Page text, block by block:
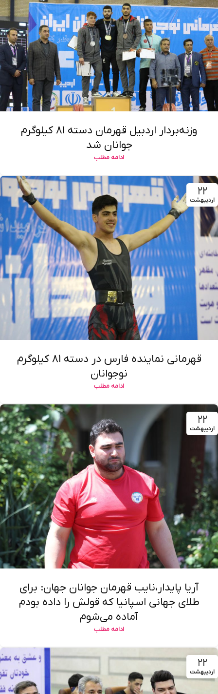
وزنه‌بردار اردبیل قهرمان دسته ۸۱ کیلوگرم
جوانان شد
ادامه مطلب
۲۲
اردیبهشت
قهرمانی نماینده فارس در دسته ۸۱ کیلوگرم
نوجوانان
ادامه مطلب
۲۲
اردیبهشت
آریا پایدار،نایب قهرمان جوانان جهان: برای
طلای جهانی اسپانیا که قولش را داده بودم
آماده می‌شوم
ادامه مطلب
۲۲
اردیبهشت